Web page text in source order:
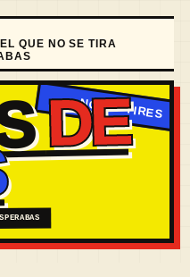
QUE NO SE TIRA
DE